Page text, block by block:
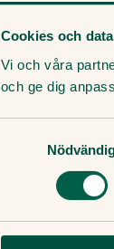
Cookies och
Vi och våra
och ge dig